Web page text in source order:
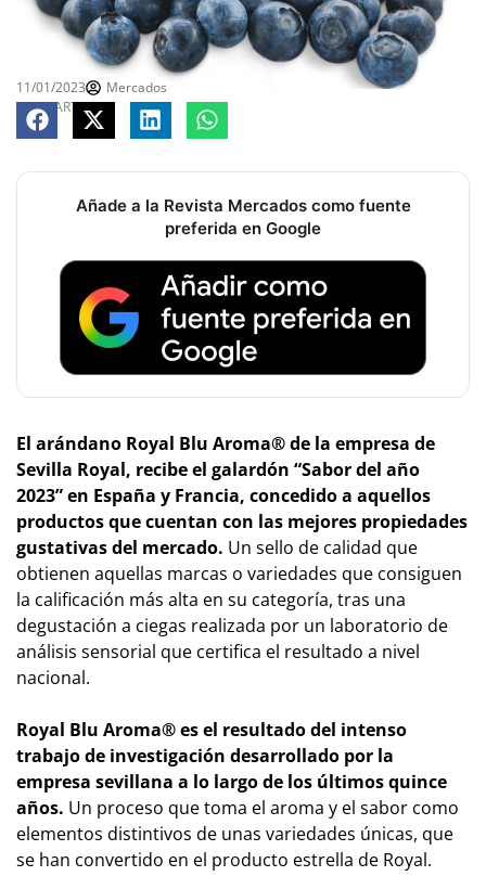
11/01/2023
Mercados
COMPARTE
Añade a la Revista Mercados como fuente
preferida en Google
­El arándano Royal Blu Aroma® de la empresa de
Sevilla Royal, recibe el galardón “Sabor del año
2023” en España y Francia, concedido a aquellos
productos que cuentan con las mejores propiedades
gustativas del mercado. Un sello de calidad que
obtienen aquellas marcas o variedades que consiguen
la calificación más alta en su categoría, tras una
degustación a ciegas realizada por un laboratorio de
análisis sensorial que certifica el resultado a nivel
nacional.
Royal Blu Aroma® es el resultado del intenso
trabajo de investigación desarrollado por la
empresa sevillana a lo largo de los últimos quince
años. Un proceso que toma el aroma y el sabor como
elementos distintivos de unas variedades únicas, que
se han convertido en el producto estrella de Royal.